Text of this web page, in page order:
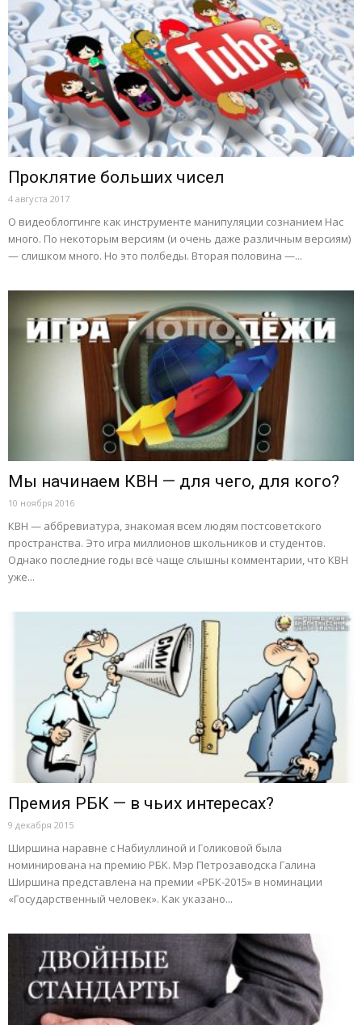
Проклятие больших чисел
4 августа 2017
О видеоблоггинге как инструменте манипуляции сознанием Нас
много. По некоторым версиям (и очень даже различным версиям)
— слишком много. Но это полбеды. Вторая половина —...
Мы начинаем КВН — для чего, для кого?
10 ноября 2016
КВН — аббревиатура, знакомая всем людям постсоветского
пространства. Это игра миллионов школьников и студентов.
Однако последние годы всё чаще слышны комментарии, что КВН
уже...
Премия РБК — в чьих интересах?
9 декабря 2015
Ширшина наравне с Набиуллиной и Голиковой была
номинирована на премию РБК. Мэр Петрозаводска Галина
Ширшина представлена на премии «РБК-2015» в номинации
«Государственный человек». Как указано...